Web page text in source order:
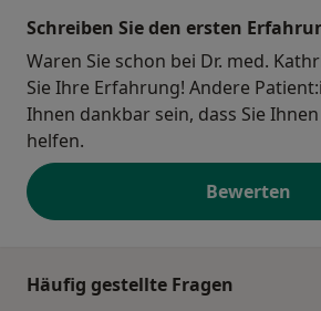
Schreiben Sie den ersten
Waren Sie schon bei Dr. med.
Sie Ihre Erfahrung! Andere
Ihnen dankbar sein, dass Sie
helfen.
Bewerten
Häufig gestellte Fragen